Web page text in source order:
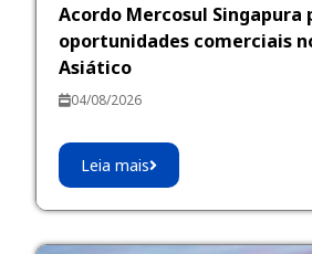
Acordo Mercosul Singapura
oportunidades comerciais
Asiático
04/08/2026
Leia mais